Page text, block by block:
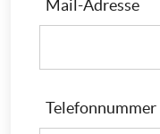
Mail-Adresse
Telefonnummer